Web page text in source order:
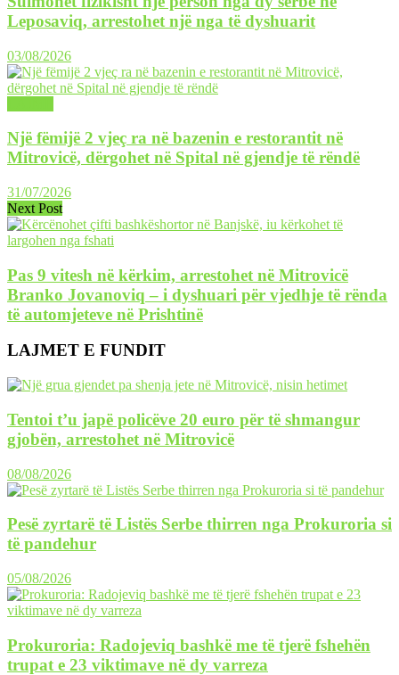
Leposaviq, arrestohet një nga të dyshuarit
03/08/2026
Një fëmijë 2 vjeç ra në bazenin e restorantit në
Mitrovicë, dërgohet në Spital në gjendje të rëndë
31/07/2026
Next Post
Pas 9 vitesh në kërkim, arrestohet në Mitrovicë
Branko Jovanoviq – i dyshuari për vjedhje të rënda
të automjeteve në Prishtinë
LAJMET E FUNDIT
Tentoi t’u japë policëve 20 euro për të shmangur
gjobën, arrestohet në Mitrovicë
08/08/2026
Pesë zyrtarë të Listës Serbe thirren nga Prokuroria si
të pandehur
05/08/2026
Prokuroria: Radojeviq bashkë me të tjerë fshehën
trupat e 23 viktimave në dy varreza